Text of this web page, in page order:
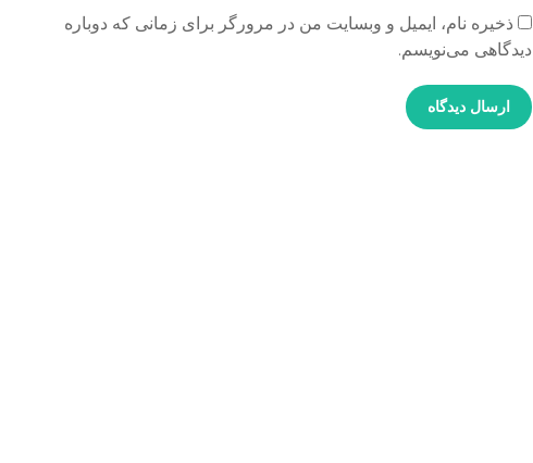
ذخیره نام، ایمیل و وبسایت من در مرورگر برای زمانی که دوباره
دیدگاهی می‌نویسم.